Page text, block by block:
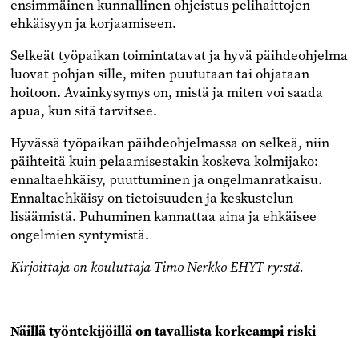
ensimmäinen kunnallinen ohjeistus pelihaittojen
ehkäisyyn ja korjaamiseen.
Selkeät työpaikan toimintatavat ja hyvä päihdeohjelma
luovat pohjan sille, miten puututaan tai ohjataan
hoitoon. Avainkysymys on, mistä ja miten voi saada
apua, kun sitä tarvitsee.
Hyvässä työpaikan päihdeohjelmassa on selkeä, niin
päihteitä kuin pelaamisestakin koskeva kolmijako:
ennaltaehkäisy, puuttuminen ja ongelmanratkaisu.
Ennaltaehkäisy on tietoisuuden ja keskustelun
lisäämistä. Puhuminen kannattaa aina ja ehkäisee
ongelmien syntymistä.
Kirjoittaja on kouluttaja Timo Nerkko EHYT ry:stä.
Näillä työntekijöillä on tavallista korkeampi riski